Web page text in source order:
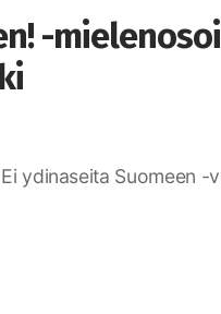
-
ydinaseita Suomeen -